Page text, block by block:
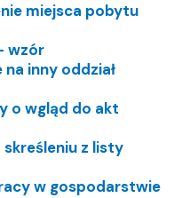
miejsca pobytu
wzór
inny oddział
o wgląd do akt
skreśleniu z listy
w gospodarstwie